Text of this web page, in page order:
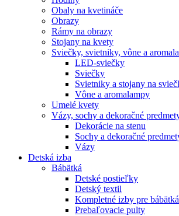
Obaly na kvetináče
Obrazy
Rámy na obrazy
Stojany na kvety
Sviečky, svietniky, vône a
LED-sviečky
Sviečky
Svietniky a stojany na
Vône a aromalampy
Umelé kvety
Vázy, sochy a dekoračné
Dekorácie na stenu
Sochy a dekoračné
Vázy
Detská izba
Bábätká
Detské postieľky
Detský textil
Kompletné izby pre bábätká
Prebaľovacie pulty